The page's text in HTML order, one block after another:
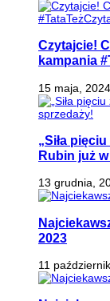
Czytajcie!
kampania
15 maja, 2024
„Siła
Rubin już
13 grudnia,
2023
11